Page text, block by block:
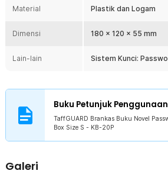
membuatnya mudah menyatu dengan
maupun kantor. Desain tersembunyi ini
brankas buku menjadi solusi keamanan
memberikan perlindungan tambahan
anak kunci sehingga penggunaan menjadi
aman.
terhadap benturan ringan dan penggunaan
Material Plastik dan Logam
Dimensi 180 x 120 x 55 mm
Lain-lain Sistem Kunci:
Buku Petunjuk Penggunaan
TaffGUARD Brankas Buku Novel
Box Size S - KB-20P
Galeri